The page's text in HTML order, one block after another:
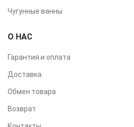
Чугунные ванны
О НАС
Гарантия и оплата
Доставка
Обмен товара
Возврат